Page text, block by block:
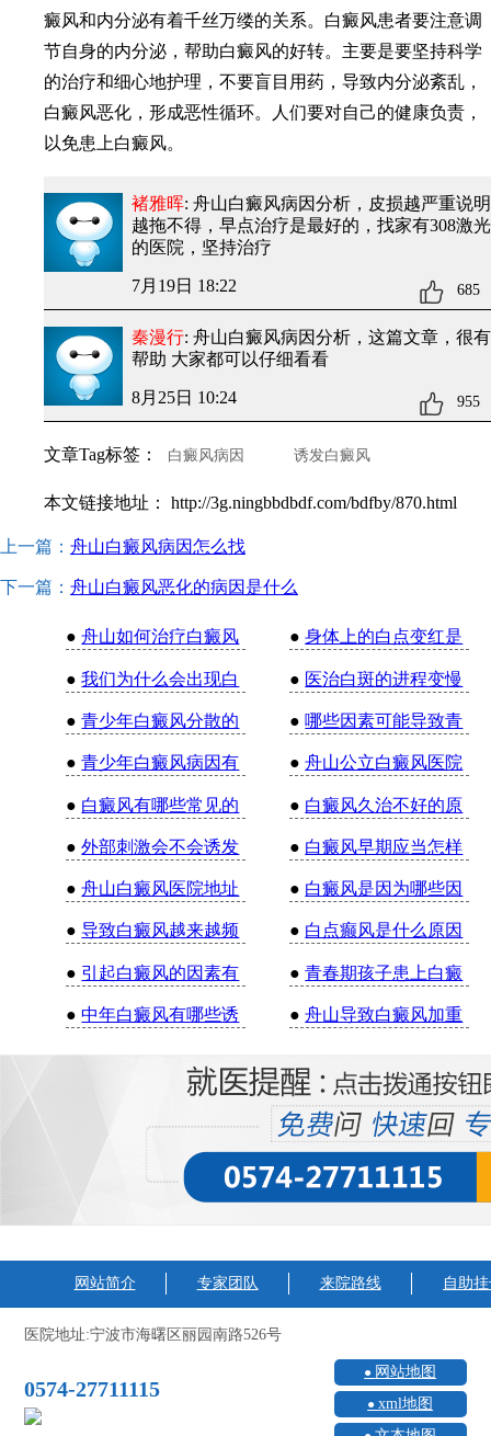
癜风和内分泌有着千丝万缕的关系。白癜风患者要注意调
节自身的内分泌，帮助白癜风的好转。主要是要坚持科学
的治疗和细心地护理，不要盲目用药，导致内分泌紊乱，
白癜风恶化，形成恶性循环。人们要对自己的健康负责，
以免患上白癜风。
褚雅晖: 舟山白癜风病因分析，皮损越严重说明
越拖不得，早点治疗是最好的，找家有308激光
的医院，坚持治疗
7月19日 18:22 685
秦漫行: 舟山白癜风病因分析，这篇文章，很有
帮助 大家都可以仔细看看
8月25日 10:24 955
文章Tag标签： 白癜风病因 诱发白癜风
本文链接地址： http://3g.ningbbdbdf.com/bdfby/870.html
上一篇： 舟山白癜风病因怎么找
下一篇： 舟山白癜风恶化的病因是什么
●舟山如何治疗白癜风 ●身体上的白点变红是
●我们为什么会出现白 ● 医治白斑的进程变慢
●青少年白癜风分散的 ● 哪些因素可能导致青
●青少年白癜风病因有 ●舟山公立白癜风医院
● 白癜风有哪些常见的 ● 白癜风久治不好的原
●外部刺激会不会诱发 ● 白癜风早期应当怎样
●舟山白癜风医院地址 ● 白癜风是因为哪些因
●导致白癜风越来越频 ● 白点癫风是什么原因
● 引起白癜风的因素有 ●青春期孩子患上白癜
●中年白癜风有哪些诱 ●舟山导致白癜风加重
网站简介 专家团队 来院路线 自助
医院地址:宁波市海曙区丽园南路526号
0574-27711115
网站地图
xml地图